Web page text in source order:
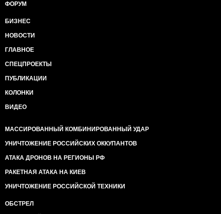
ФОРУМ
БИЗНЕС
НОВОСТИ
ГЛАВНОЕ
СПЕЦПРОЕКТЫ
ПУБЛИКАЦИИ
КОЛОНКИ
ВИДЕО
МАССИРОВАННЫЙ КОМБИНИРОВАННЫЙ УДАР
УНИЧТОЖЕНИЕ РОССИЙСКИХ ОККУПАНТОВ
АТАКА ДРОНОВ НА РЕГИОНЫ РФ
РАКЕТНАЯ АТАКА НА КИЕВ
УНИЧТОЖЕНИЕ РОССИЙСКОЙ ТЕХНИКИ
ОБСТРЕЛ